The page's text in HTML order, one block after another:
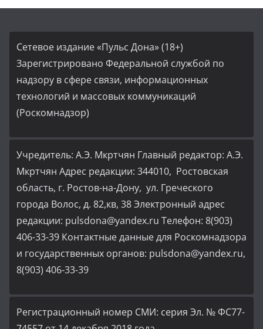
Сетевое издание «Пульс Дона» (18+)
Зарегистрировано Федеральной службой по
надзору в сфере связи, информационных
технологий и массовых коммуникаций
(Роскомнадзор)
Учредитель: А.Э. Мкртчян Главный редактор: А.Э.
Мкртчян Адрес редакции: 344010, Ростовская
область, г. Ростов-на-Дону, ул. Греческого
города Волос, д. 82,кв, 38 Электронный адрес
редакции: pulsdona@yandex.ru Телефон: 8(903)
406-33-39 Контактные данные для Роскомнадзора
и государственных органов: pulsdona@yandex.ru,
8(903) 406-33-39
Регистрационный номер СМИ: серия Эл. № ФС77-